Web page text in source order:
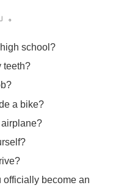
。
school?
teeth?
a bike?
officially become an